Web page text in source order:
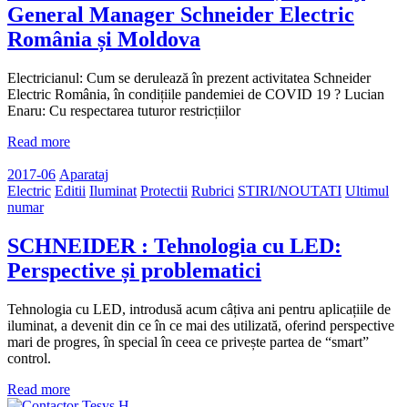
General Manager Schneider Electric
România și Moldova
Electricianul: Cum se derulează în prezent activitatea Schneider
Electric România, în condițiile pandemiei de COVID 19 ? Lucian
Enaru: Cu respectarea tuturor restricțiilor
Read more
2017-06 Aparataj
Electric Editii Iluminat Protectii Rubrici STIRI/NOUTATI Ultimul
numar
SCHNEIDER : Tehnologia cu LED:
Perspective și problematici
Tehnologia cu LED, introdusă acum câțiva ani pentru aplicațiile de
iluminat, a devenit din ce în ce mai des utilizată, oferind perspective
mari de progres, în special în ceea ce privește partea de “smart”
control.
Read more